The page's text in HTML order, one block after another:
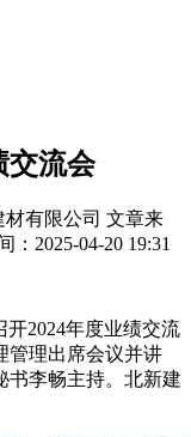
交流会
有限公司 文章来
：2025-04-20 19:31
2024年度业绩交流
管理出席会议并讲
书李畅主持。北新建